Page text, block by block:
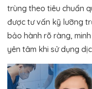
trùng theo tiêu chuẩn
được tư vấn kỹ lưỡng
bảo hành rõ ràng,
yên tâm khi sử dụng